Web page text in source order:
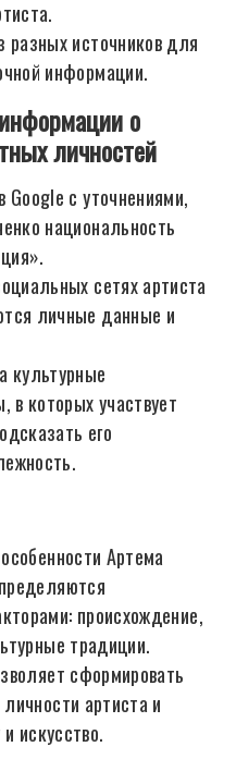
разных источников для
информации.
о
личностей
с уточнениями,
национальность
сетях артиста
личные данные и
культурные
в которых участвует
его
Артема
происхождение,
традиции.
сформировать
артиста и
искусство.